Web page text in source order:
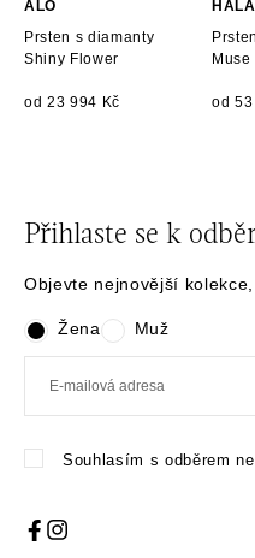
ALO
Prsten s diamanty
Shiny Flower
od 23 994 Kč
Muse
od
Přihlaste se k
Objevte nejnovější
Žena Muž
Souhlasím s odběrem